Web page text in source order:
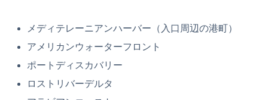
メディテレーニアンハーバー（入口周辺の港町）
アメリカンウォーターフロント
ポートディスカバリー
ロストリバーデルタ